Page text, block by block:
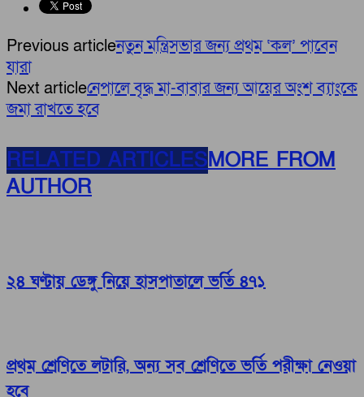
Previous articleনতুন মন্ত্রিসভার জন্য প্রথম ‘কল’ পাবেন
যারা
Next articleনেপালে বৃদ্ধ মা-বাবার জন্য আয়ের অংশ ব্যাংকে
জমা রাখতে হবে
RELATED ARTICLESMORE FROM
AUTHOR
২৪ ঘণ্টায় ডেঙ্গু নিয়ে হাসপাতালে ভর্তি ৪৭১
প্রথম শ্রেণিতে লটারি, অন্য সব শ্রেণিতে ভর্তি পরীক্ষা নেওয়া
হবে